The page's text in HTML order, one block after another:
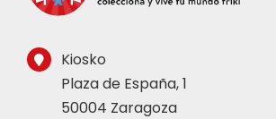
Kiosko
Plaza de España, 1
50004 Zaragoza